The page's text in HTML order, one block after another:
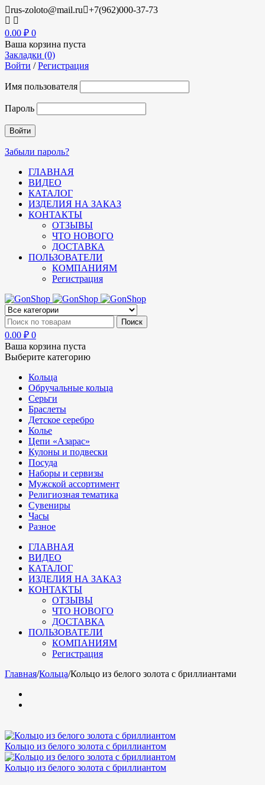
rus-zoloto@mail.ru +7(962)000-37-73
0.00 ₽ 0
Ваша корзина пуста
Закладки (0)
Войти /Регистрация
Имя пользователя
Пароль
Забыли пароль?
ГЛАВНАЯ
ВИДЕО
КАТАЛОГ
ИЗДЕЛИЯ НА ЗАКАЗ
КОНТАКТЫ
ОТЗЫВЫ
ЧТО НОВОГО
ДОСТАВКА
ПОЛЬЗОВАТЕЛИ
КОМПАНИЯМ
Регистрация
0.00 ₽ 0
Ваша корзина пуста
Выберите категорию
Кольца
Обручальные кольца
Серьги
Браслеты
Детское серебро
Колье
Цепи «Азарас»
Кулоны и подвески
Посуда
Наборы и сервизы
Мужской ассортимент
Религиозная тематика
Сувениры
Часы
Разное
ГЛАВНАЯ
ВИДЕО
КАТАЛОГ
ИЗДЕЛИЯ НА ЗАКАЗ
КОНТАКТЫ
ОТЗЫВЫ
ЧТО НОВОГО
ДОСТАВКА
ПОЛЬЗОВАТЕЛИ
КОМПАНИЯМ
Регистрация
Главная/Кольца/Кольцо из белого золота с бриллиантами
Кольцо из белого золота с бриллиантом
Кольцо из белого золота с бриллиантом